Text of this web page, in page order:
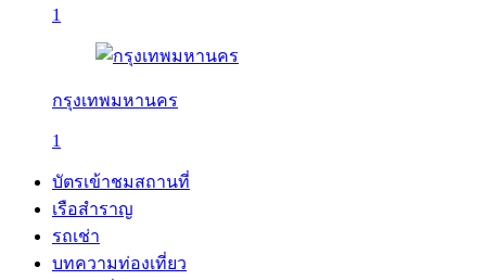
1
กรุงเทพมหานคร
1
บัตรเข้าชมสถานที่
เรือสำราญ
รถเช่า
บทความท่องเที่ยว